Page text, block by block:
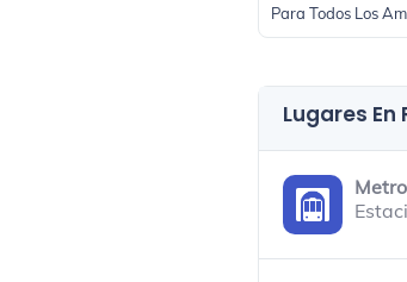
Para Todos Los
Lugares